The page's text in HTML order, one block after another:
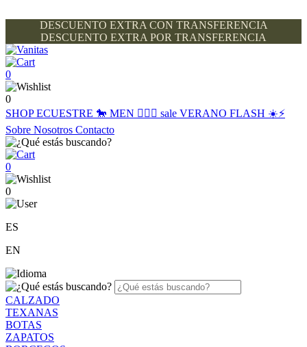
DESCUENTO EXTRA CON TRANSFERENCIA
DESCUENTO EXTRA POR TRANSFERENCIA
0
0
SHOPECUESTRE 🐎 MEN 🙋🏽‍♂️ sale VERANO FLASH ☀️⚡️
Sobre Nosotros Contacto
0
0
ES
EN
CALZADO
TEXANAS
BOTAS
ZAPATOS